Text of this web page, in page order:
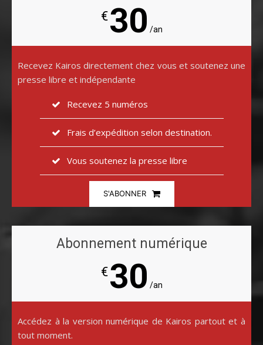
€30 /an
Recevez Kairos directement chez vous et soutenez une
presse libre et indépendante
Recevez 5 numéros
Frais d’expédition selon destination.
Vous soutenez la presse libre
S'ABONNER
Abonnement numérique
€30 /an
Accédez à la version numérique de Kairos partout et à
tout moment.